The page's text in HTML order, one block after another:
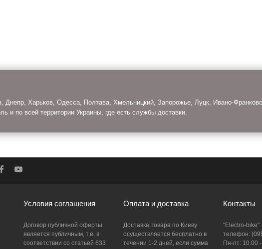
Днепр, Харьков, Одесса, Полтава, Хмельницкий, Запорожье, Луцк, Ивано-
и по всей территории Украины, где есть службы доставки.
Условия соглашения
Договор публичной оферты
является публичным, т.е. в
соответствии со статьей 633
Оплата и доставка
Доставка товара по Киеву
осуществляется бесплатно в
течении 1-2 дней, если сумма
Контакты
"Electro-bike"
телефон:
Пн-пт: 10.00